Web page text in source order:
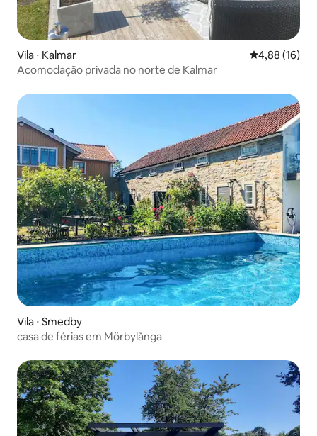
Vila ⋅ Kalmar 4,88 de uma
4,88 (16)
Acomodação privada no norte de Kalmar
Vila ⋅ Smedby
casa de férias em Mörbylånga